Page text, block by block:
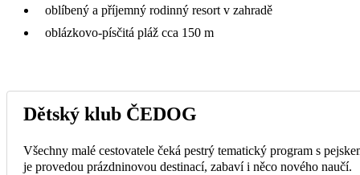
oblíbený a příjemný rodinný resort v zahradě
oblázkovo-písčitá pláž cca 150 m
Dětský klub ČEDOG
Všechny malé cestovatele čeká pestrý tematický program s
je provedou prázdninovou destinací, zabaví i něco nového naučí.